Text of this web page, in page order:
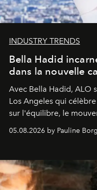
INDUSTRY TRENDS
Bella Hadid
dans la nouvelle
Avec Bella Hadid, ALO
Los Angeles qui
sur l'équilibre, le
05.08.2026 by Pauline